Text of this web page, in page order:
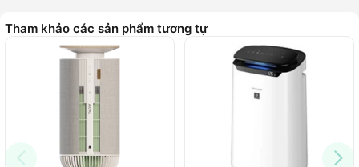
Tham khảo các sản phẩm tương tự